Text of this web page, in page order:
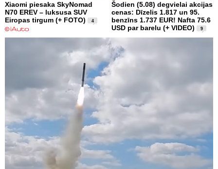
Xiaomi piesaka SkyNomad
N70 EREV – luksusa SUV
Eiropas tirgum (+ FOTO)
4
Šodien (5.08) degvielai akcijas
cenas: Dīzelis 1.817 un 95.
benzīns 1.737 EUR! Nafta 75.6
USD par barelu (+ VIDEO)
9